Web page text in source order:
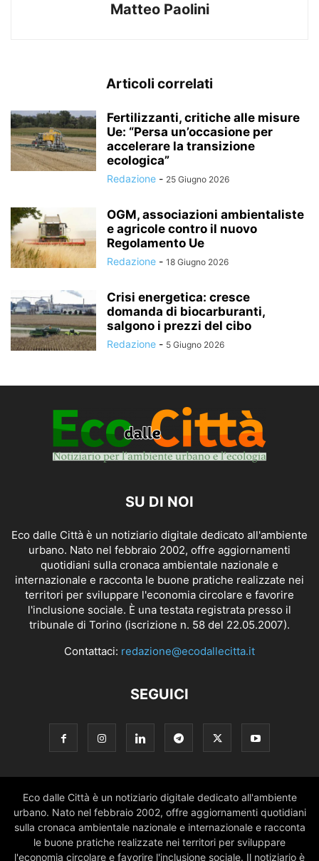
Matteo Paolini
Articoli correlati
Fertilizzanti, critiche alle misure
Ue: “Persa un’occasione per
accelerare la transizione
ecologica”
Redazione - 25 Giugno 2026
OGM, associazioni ambientaliste
e agricole contro il nuovo
Regolamento Ue
Redazione - 18 Giugno 2026
Crisi energetica: cresce
domanda di biocarburanti,
salgono i prezzi del cibo
Redazione - 5 Giugno 2026
SU DI NOI
Eco dalle Città è un notiziario digitale dedicato all'ambiente
urbano. Nato nel febbraio 2002, offre aggiornamenti
quotidiani sulla cronaca ambientale nazionale e
internazionale e racconta le buone pratiche realizzate nei
territori per sviluppare l'economia circolare e favorire
l'inclusione sociale. È una testata registrata presso il
tribunale di Torino (iscrizione n. 58 del 22.05.2007).
Contattaci: redazione@ecodallecitta.it
SEGUICI
Eco dalle Città è un notiziario digitale dedicato all'ambiente
urbano. Nato nel febbraio 2002, offre aggiornamenti quotidiani
sulla cronaca ambientale nazionale e internazionale e racconta
le buone pratiche realizzate nei territori per sviluppare
l'economia circolare e favorire l'inclusione sociale. Il notiziario è